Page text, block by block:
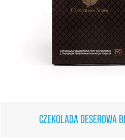
CZEKOLADA DESEROWA